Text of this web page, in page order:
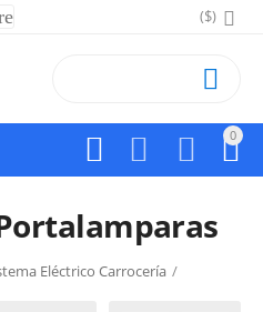
($)
0

 


Eléctrico Carrocería /